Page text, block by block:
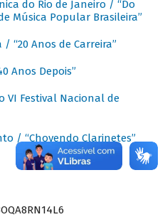
do Rio de Janeiro / “Do
Música Popular Brasileira”
“20 Anos de Carreira”
Anos Depois”
VI Festival Nacional de
/ “Chovendo Clarinetes”